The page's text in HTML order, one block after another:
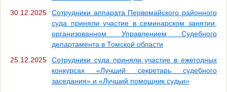
30.12.2025
Сотрудники аппарата Первомайского районного
суда приняли участие в семинарском занятии,
организованном Управлением Судебного
департамента в Томской области
25.12.2025
Сотрудники суда приняли участие в ежегодных
конкурсах «Лучший секретарь судебного
заседания» и «Лучший помощник судьи»